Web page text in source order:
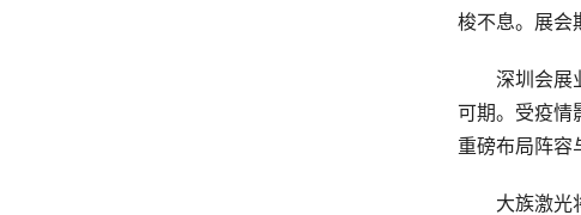
梭不息。展会
深圳会展业
可期。受疫情
重磅布局阵容
大族激光将